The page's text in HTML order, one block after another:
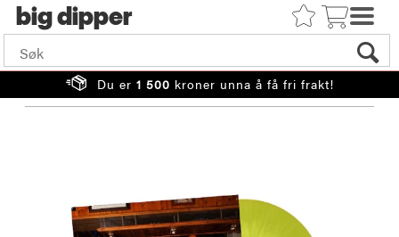
big
Du er 1 500 kroner unna å få fri frakt!